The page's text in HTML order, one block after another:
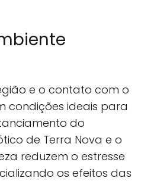
e o contato com o
condições ideais para
do
de Terra Nova e o
reduzem o estresse
os efeitos das